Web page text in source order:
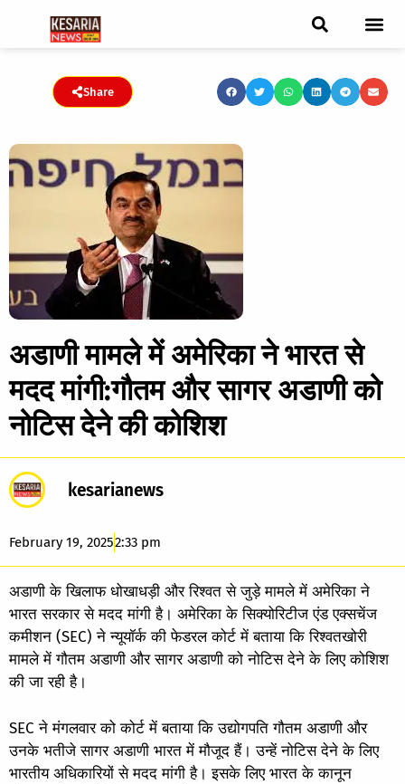
Share
अडाणी मामले में अमेरिका ने भारत से
मदद मांगी:गौतम और सागर अडाणी को
नोटिस देने की कोशिश
kesarianews
February 19, 20252:33 pm
अडाणी के खिलाफ धोखाधड़ी और रिश्वत से जुड़े मामले में अमेरिका ने
भारत सरकार से मदद मांगी है। अमेरिका के सिक्योरिटीज एंड एक्सचेंज
कमीशन (SEC) ने न्यूयॉर्क की फेडरल कोर्ट में बताया कि रिश्वतखोरी
मामले में गौतम अडाणी और सागर अडाणी को नोटिस देने के लिए कोशिश
की जा रही है।
SEC ने मंगलवार को कोर्ट में बताया कि उद्योगपति गौतम अडाणी और
उनके भतीजे सागर अडाणी भारत में मौजूद हैं। उन्हें नोटिस देने के लिए
भारतीय अधिकारियों से मदद मांगी है। इसके लिए भारत के कानून